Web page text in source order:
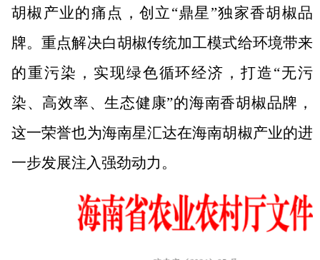
胡椒产业的痛点 ，创立“鼎星”独家香胡椒品
牌。重点解决白胡椒传统加工模式给环境带来
的重污染，实现绿色循环经济，打造“无污
染、高效率、生态健康”的海南香胡椒品牌，
这一荣誉也为海南星汇达在海南胡椒产业的进
一步发展注入强劲动力。